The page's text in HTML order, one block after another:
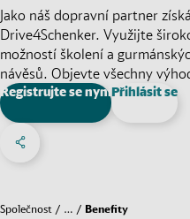
Jako náš dopravní partner
Drive4Schenker. Využijte
možností školení a
návěsů. Objevte všechny
Registrujte se nyníPřihlásit se
Menu sociálních sítí
Share on Facebook
Společnost … Benefity